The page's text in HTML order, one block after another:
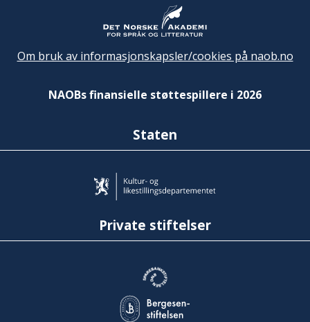
Om bruk av informasjonskapsler/cookies på naob.no
NAOBs finansielle støttespillere i 2026
Staten
Private stiftelser